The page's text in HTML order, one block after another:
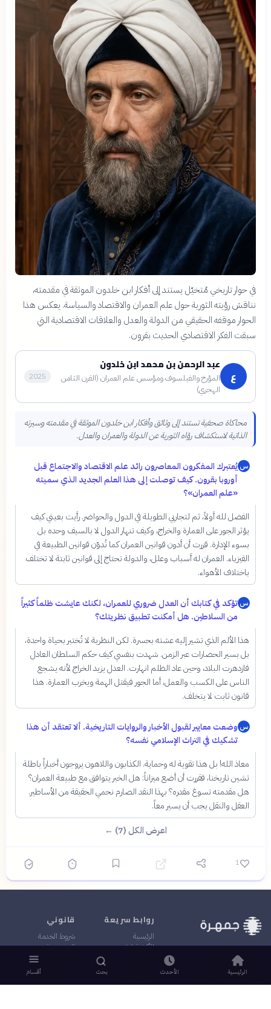
في حوار تاريخي مُتخيّل يستند إلى أفكار ابن خلدون الموثقة في مقدمته،
نناقش رؤيته الثورية حول علم العمران والاقتصاد والسياسة. يعكس هذا
الحوار موقفه الحقيقي من الدولة والعدل والعلاقات الاقتصادية التي
سبقت الفكر الاقتصادي الحديث بقرون.
ع
عبد الرحمن بن محمد ابن خلدون
المؤرخ والفيلسوف ومؤسس علم العمران (القرن الثامن
الهجري)
2025
محاكاة صحفية تستند إلى وثائق وأفكار ابن خلدون الموثقة في مقدمته وسيرته
الذاتية لاستكشاف رؤاه الثورية عن الدولة والعمران والعدل.
س يُعتبرك المفكرون المعاصرون رائد علم الاقتصاد والاجتماع قبل
أوروبا بقرون. كيف توصلت إلى هذا العلم الجديد الذي سميته
«علم العمران»؟
الفضل لله أولاً، ثم لتجاربي الطويلة في الدول والحواضر. رأيت بعيني كيف
يؤثر الجور على العمارة والخراج، وكيف تنهار الدول لا بالسيف وحده بل
بسوء الإدارة. قررت أن أدون قوانين العمران كما تُدوّن قوانين الطبيعة في
الفيزياء. العمران له أسباب وعلل، والدولة تحتاج إلى قوانين ثابتة لا تختلف
باختلاف الأهواء.
س تؤكد في كتابك أن العدل ضروري للعمران، لكنك عايشت ظلماً كثيراً
من السلاطين. هل أمكنت تطبيق نظريتك؟
هذا الألم الذي تشير إليه عشته بحسرة. لكن النظرية لا تُختبر بحياة واحدة،
بل بسير الحضارات عبر الزمن. شهدت بنفسي كيف حكم السلطان العادل
فازدهرت البلاد، وحين عاد الظلم انهارت. العدل يزيد الخراج لأنه يشجع
الناس على الكسب والعمل، أما الجور فيقتل الهمة ويخرب العمارة. هذا
قانون ثابت لا يتخلف.
س وضعت معايير لقبول الأخبار والروايات التاريخية. ألا تعتقد أن هذا
تشكيك في التراث الإسلامي نفسه؟
معاذ الله! بل هذا تقوية له وحماية. الكذابون واللاهون يروجون أخباراً باطلة
تشين تاريخنا، فقررت أن أضع ميزاناً: هل الخبر يتوافق مع طبيعة العمران؟
هل مقدمته تسوغ مقدره؟ بهذا النقد الصارم نحمي الحقيقة من الأساطير.
العقل والنقل يجب أن يسير معاً.
اعرض الكل (7) ←
1
منصة معرفية عربية توفر
محتوى موثوقاً ومنظماً في
العلوم والثقافة والفكر
روابط سريعة
الرئيسية
الأكثر قراءة
قانوني
شروط الخدمة
الخصوصية
سياسة الكوكيز
سياسة الذكاء الاصطناعي
الرئيسية الأحدث بحث أقسام